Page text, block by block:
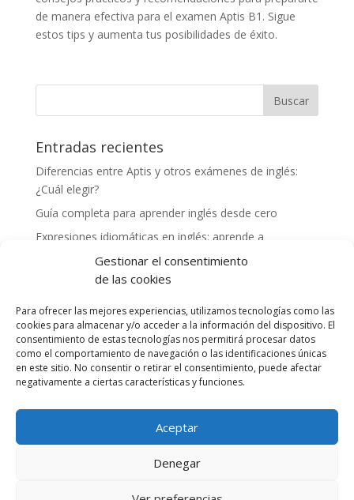
Gestionar el consentimiento
de las cookies
Para ofrecer las mejores experiencias, utilizamos tecnologías como las
cookies para almacenar y/o acceder a la información del dispositivo. El
consentimiento de estas tecnologías nos permitirá procesar datos
como el comportamiento de navegación o las identificaciones únicas
en este sitio. No consentir o retirar el consentimiento, puede afectar
negativamente a ciertas características y funciones.
Aceptar
Denegar
de manera efectiva para el examen Aptis B1. Sigue
estos tips y aumenta tus posibilidades de éxito.
Entradas recientes
Diferencias entre Aptis y otros exámenes de inglés:
¿Cuál elegir?
Guía completa para aprender inglés desde cero
Expresiones idiomáticas en inglés: aprende a
comunicarte como un nativo
Cómo mejorar tu vocabulario en inglés: consejos y
Experiencias exitosas de profesores preparando a
alumnos para el examen Aptis
Comentarios recientes